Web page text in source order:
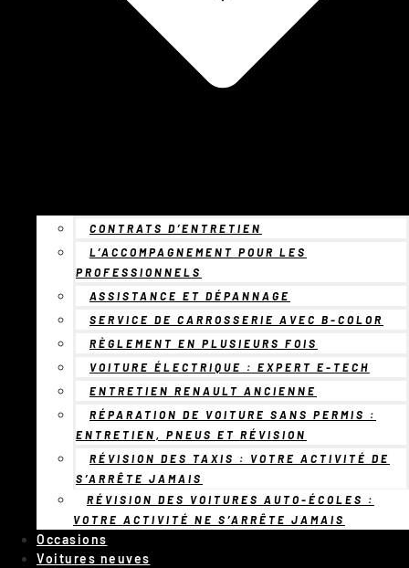
CONTRATS D’ENTRETIEN
L’ACCOMPAGNEMENT POUR LES
PROFESSIONNELS
ASSISTANCE ET DÉPANNAGE
SERVICE DE CARROSSERIE AVEC B-COLOR
RÈGLEMENT EN PLUSIEURS FOIS
VOITURE ÉLECTRIQUE : EXPERT E-TECH
ENTRETIEN RENAULT ANCIENNE
RÉPARATION DE VOITURE SANS PERMIS :
ENTRETIEN, PNEUS ET RÉVISION
RÉVISION DES TAXIS : VOTRE ACTIVITÉ DE
S’ARRÊTE JAMAIS
RÉVISION DES VOITURES AUTO-ÉCOLES :
VOTRE ACTIVITÉ NE S’ARRÊTE JAMAIS
Occasions
Voitures neuves